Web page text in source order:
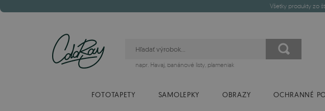
Všetky produkty zo
napr. Havaj, banánové listy, plameniak
FOTOTAPETY SAMOLEPKY OBRAZY OCHRANNÉ